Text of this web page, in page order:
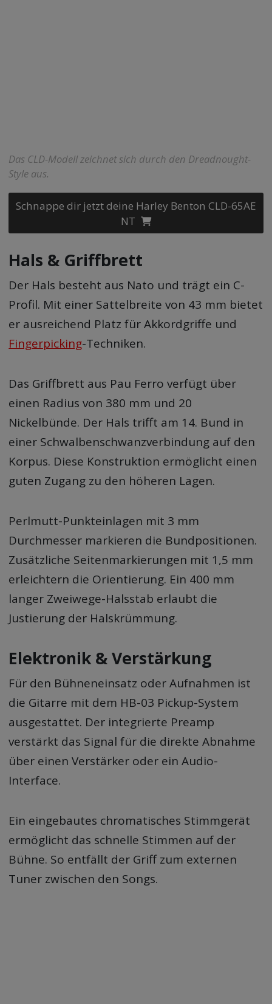
Das CLD-Modell zeichnet sich durch den Dreadnought-
Style aus.
Schnappe dir jetzt deine Harley Benton CLD-65AE
NT
Hals & Griffbrett
Der Hals besteht aus Nato und trägt ein C-
Profil. Mit einer Sattelbreite von 43 mm bietet
er ausreichend Platz für Akkordgriffe und
Fingerpicking-Techniken.
Das Griffbrett aus Pau Ferro verfügt über
einen Radius von 380 mm und 20
Nickelbünde. Der Hals trifft am 14. Bund in
einer Schwalbenschwanzverbindung auf den
Korpus. Diese Konstruktion ermöglicht einen
guten Zugang zu den höheren Lagen.
Perlmutt-Punkteinlagen mit 3 mm
Durchmesser markieren die Bundpositionen.
Zusätzliche Seitenmarkierungen mit 1,5 mm
erleichtern die Orientierung. Ein 400 mm
langer Zweiwege-Halsstab erlaubt die
Justierung der Halskrümmung.
Elektronik & Verstärkung
Für den Bühneneinsatz oder Aufnahmen ist
die Gitarre mit dem HB-03 Pickup-System
ausgestattet. Der integrierte Preamp
verstärkt das Signal für die direkte Abnahme
über einen Verstärker oder ein Audio-
Interface.
Ein eingebautes chromatisches Stimmgerät
ermöglicht das schnelle Stimmen auf der
Bühne. So entfällt der Griff zum externen
Tuner zwischen den Songs.